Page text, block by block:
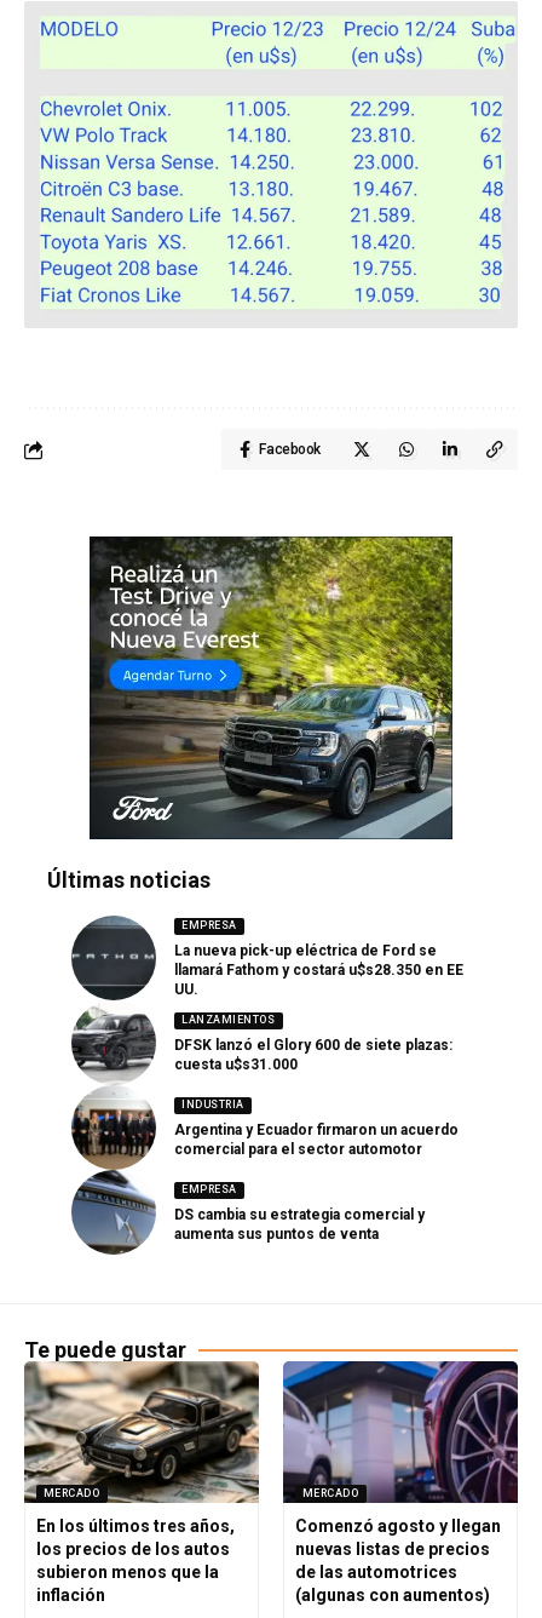
Facebook
Últimas noticias
EMPRESA
La nueva pick-up eléctrica de Ford se
llamará Fathom y costará u$s28.350 en EE
UU.
LANZAMIENTOS
DFSK lanzó el Glory 600 de siete plazas:
cuesta u$s31.000
INDUSTRIA
Argentina y Ecuador firmaron un acuerdo
comercial para el sector automotor
EMPRESA
DS cambia su estrategia comercial y
aumenta sus puntos de venta
Te puede gustar
MERCADO
En los últimos tres años,
los precios de los autos
subieron menos que la
inflación
MERCADO
Comenzó agosto y llegan
nuevas listas de precios
de las automotrices
(algunas con aumentos)